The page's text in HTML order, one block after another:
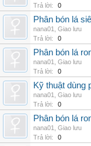
Trả lời:
0
Phân bón lá
nana01
Giao lưu
Trả lời:
0
Phân bón lá
nana01
Giao lưu
Trả lời:
0
Kỹ thuật dùng
nana01
Giao lưu
Trả lời:
0
Phân bón lá
nana01
Giao lưu
Trả lời:
0